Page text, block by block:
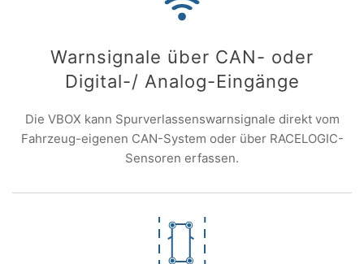
Warnsignale über CAN- oder
Digital-/ Analog-Eingänge
Die VBOX kann Spurverlassenswarnsignale direkt vom
Fahrzeug-eigenen CAN-System oder über RACELOGIC-
Sensoren erfassen.